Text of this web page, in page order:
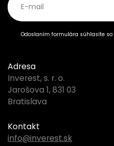
E-mail
Odoslaním formulára súhlasíte so
Adresa
Inverest, s. r. o.
Jarošova 1, 831 03
Bratislava
Kontakt
info@inverest.sk